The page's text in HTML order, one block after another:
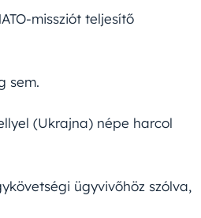
missziót teljesítő
sem.
(Ukrajna) népe harcol
ügyvivőhöz szólva,